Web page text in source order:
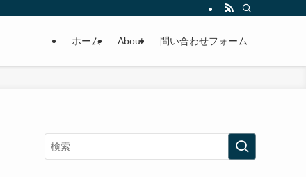
ホーム About 問い合わせフォーム